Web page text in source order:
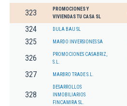
323
PROMOCIONES Y
VIVIENDAS TU CASA SL
324 DULA BAU SL
325 MARDO INVERSIONES SA
326
PROMOCIONES CASABRIZ,
S.L.
327 MARBRO TRADE S.L.
328
DESARROLLOS
INMOBILIARIOS
FINCAMIRA SL.